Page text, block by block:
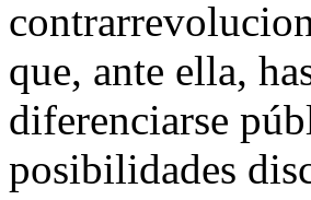
que, ante ella,
diferenciarse
posibilidades